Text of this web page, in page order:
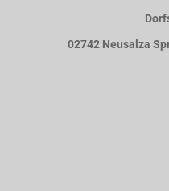
02742 Neusalza